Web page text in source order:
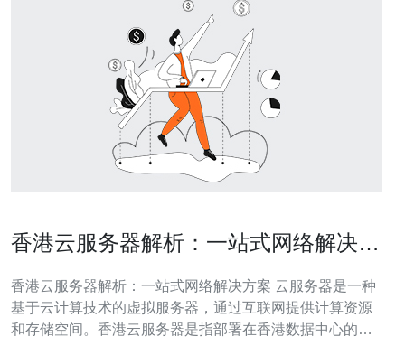
香港云服务器解析：一站式网络解决方
香港云服务器解析：一站式网络解决方案 云服务器是一种
基于云计算技术的虚拟服务器，通过互联网提供计算资源
和存储空间。香港云服务器是指部署在香港数据中心的云